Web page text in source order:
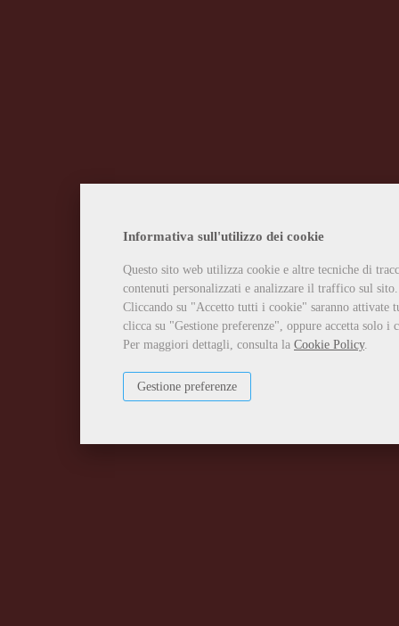
Informativa sull'utilizzo dei cookie
Questo sito web utilizza cookie e altre tecniche di
contenuti personalizzati e analizzare il traffico sul sito.
Cliccando su "Accetto tutti i cookie" saranno attivate
clicca su "Gestione preferenze", oppure accetta solo
Per maggiori dettagli, consulta la Cookie Policy.
Gestione preferenze